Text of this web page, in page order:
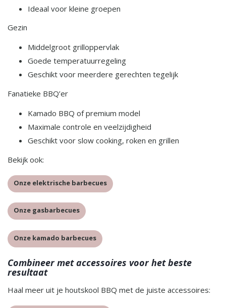
Ideaal voor kleine groepen
Gezin
Middelgroot grilloppervlak
Goede temperatuurregeling
Geschikt voor meerdere gerechten tegelijk
Fanatieke BBQ’er
Kamado BBQ of premium model
Maximale controle en veelzijdigheid
Geschikt voor slow cooking, roken en grillen
Bekijk ook:
Onze elektrische barbecues
Onze gasbarbecues
Onze kamado barbecues
Combineer met accessoires voor het beste
resultaat
Haal meer uit je houtskool BBQ met de juiste accessoires: